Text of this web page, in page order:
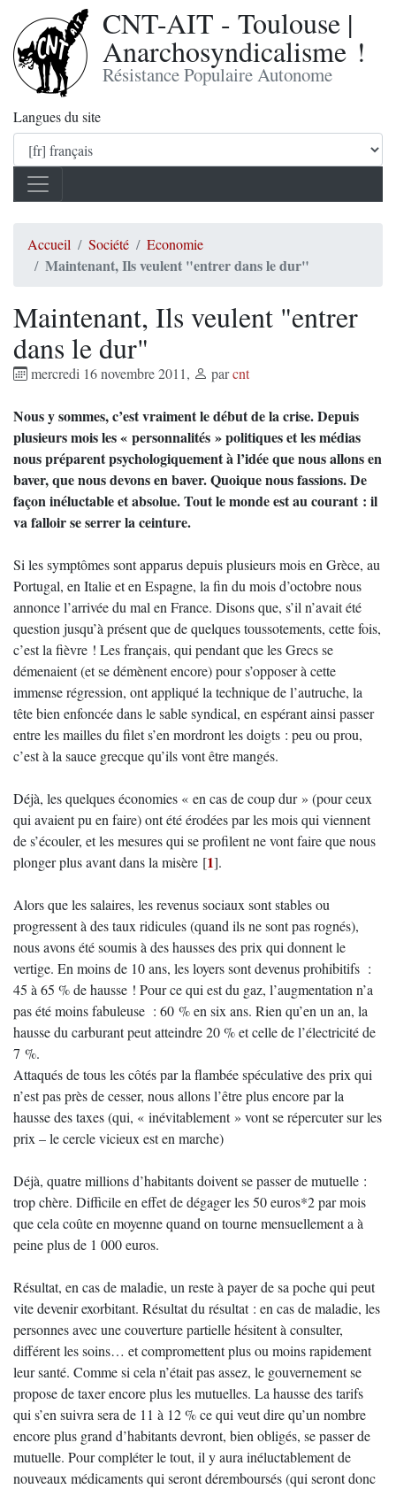
CNT-AIT - Toulouse |
Anarchosyndicalisme !
Résistance Populaire Autonome
Langues du site
Accueil Société Economie
Maintenant, Ils veulent "entrer dans le dur"
Maintenant, Ils veulent "entrer
dans le dur"
mercredi 16 novembre 2011, parcnt
Nous y sommes, c’est vraiment le début de la crise. Depuis
plusieurs mois les « personnalités » politiques et les médias
nous préparent psychologiquement à l’idée que nous allons en
baver, que nous devons en baver. Quoique nous fassions. De
façon inéluctable et absolue. Tout le monde est au courant : il
va falloir se serrer la ceinture.
Si les symptômes sont apparus depuis plusieurs mois en Grèce, au
Portugal, en Italie et en Espagne, la fin du mois d’octobre nous
annonce l’arrivée du mal en France. Disons que, s’il n’avait été
question jusqu’à présent que de quelques toussotements, cette fois,
c’est la fièvre ! Les français, qui pendant que les Grecs se
démenaient (et se démènent encore) pour s’opposer à cette
immense régression, ont appliqué la technique de l’autruche, la
tête bien enfoncée dans le sable syndical, en espérant ainsi passer
entre les mailles du filet s’en mordront les doigts : peu ou prou,
c’est à la sauce grecque qu’ils vont être mangés.
Déjà, les quelques économies « en cas de coup dur » (pour ceux
qui avaient pu en faire) ont été érodées par les mois qui viennent
de s’écouler, et les mesures qui se profilent ne vont faire que nous
plonger plus avant dans la misère [1].
Alors que les salaires, les revenus sociaux sont stables ou
progressent à des taux ridicules (quand ils ne sont pas rognés),
nous avons été soumis à des hausses des prix qui donnent le
vertige. En moins de 10 ans, les loyers sont devenus prohibitifs :
45 à 65 % de hausse ! Pour ce qui est du gaz, l’augmentation n’a
pas été moins fabuleuse : 60 % en six ans. Rien qu’en un an, la
hausse du carburant peut atteindre 20 % et celle de l’électricité de
7 %.
Attaqués de tous les côtés par la flambée spéculative des prix qui
n’est pas près de cesser, nous allons l’être plus encore par la
hausse des taxes (qui, « inévitablement » vont se répercuter sur les
prix – le cercle vicieux est en marche)
Déjà, quatre millions d’habitants doivent se passer de mutuelle :
trop chère. Difficile en effet de dégager les 50 euros*2 par mois
que cela coûte en moyenne quand on tourne mensuellement a à
peine plus de 1 000 euros.
Résultat, en cas de maladie, un reste à payer de sa poche qui peut
vite devenir exorbitant. Résultat du résultat : en cas de maladie, les
personnes avec une couverture partielle hésitent à consulter,
différent les soins… et compromettent plus ou moins rapidement
leur santé. Comme si cela n’était pas assez, le gouvernement se
propose de taxer encore plus les mutuelles. La hausse des tarifs
qui s’en suivra sera de 11 à 12 % ce qui veut dire qu’un nombre
encore plus grand d’habitants devront, bien obligés, se passer de
mutuelle. Pour compléter le tout, il y aura inéluctablement de
nouveaux médicaments qui seront déremboursés (qui seront donc